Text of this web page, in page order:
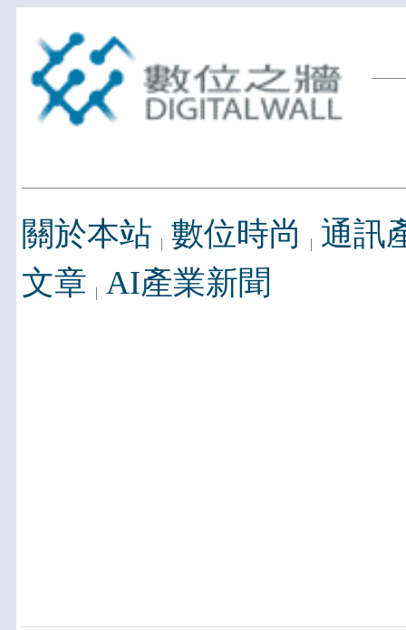
關於本站 數位時尚
通訊
文章 AI產業新聞